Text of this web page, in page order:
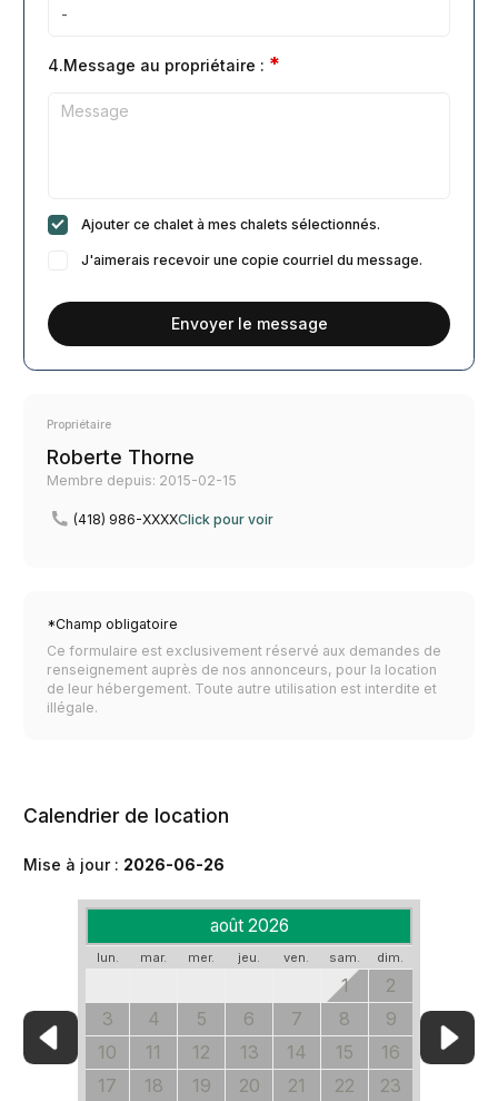
Propriétaire
Roberte Thorne
Membre depuis: 2015-02-15
(418) 986-XXXXClick pour voir
*Champ obligatoire
Ce formulaire est exclusivement réservé aux demandes de
renseignement auprès de nos annonceurs, pour la location
de leur hébergement. Toute autre utilisation est interdite et
illégale.
4.Message au propriétaire : *
Ajouter ce chalet à mes chalets sélectionnés.
J'aimerais recevoir une copie courriel du message.
Envoyer le message
Calendrier de location
Mise à jour : 2026-06-26
août 2026
lun. mar. mer. jeu. ven. sam. dim.
1
2
3
4 5 6 7 8
9
10
11 12 13 14 15
16
17
18 19 20 21 22
23